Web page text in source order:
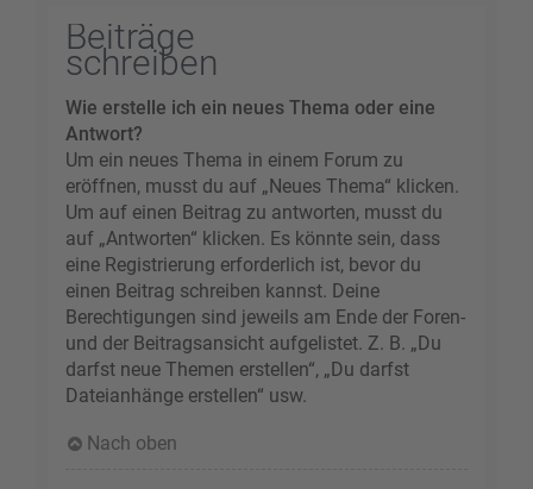
Beiträge
schreiben
Wie erstelle ich ein neues Thema oder eine
Antwort?
Um ein neues Thema in einem Forum zu
eröffnen, musst du auf „Neues Thema“ klicken.
Um auf einen Beitrag zu antworten, musst du
auf „Antworten“ klicken. Es könnte sein, dass
eine Registrierung erforderlich ist, bevor du
einen Beitrag schreiben kannst. Deine
Berechtigungen sind jeweils am Ende der Foren-
und der Beitragsansicht aufgelistet. Z. B. „Du
darfst neue Themen erstellen“, „Du darfst
Dateianhänge erstellen“ usw.
Nach oben